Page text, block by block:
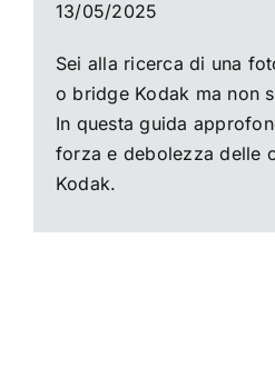
13/05/2025
Sei alla ricerca di una
o bridge Kodak ma non
In questa guida
forza e debolezza delle
Kodak.